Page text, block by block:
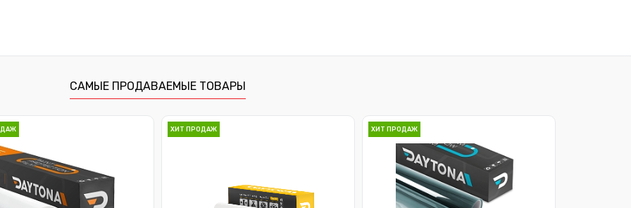
САМЫЕ ПРОДАВАЕМЫЕ ТОВАРЫ
ХИТ ПРОДАЖ ХИТ ПРОДАЖ